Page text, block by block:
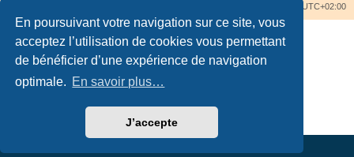
En poursuivant votre navigation sur ce site, vous
acceptez l’utilisation de cookies vous permettant
de bénéficier d’une expérience de navigation
optimale. En savoir plus…
J’accepte
UTC+02:00
Traduction française officielle©
Confidentialité